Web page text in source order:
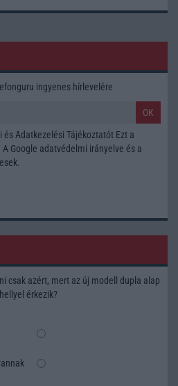
ingyenes hírlevelére
OK
és Adatkezelési Tájékoztatót Ezt a
Google adatvédelmi irányelve és a
csak azért, mert az új modell dupla alap
érkezik?